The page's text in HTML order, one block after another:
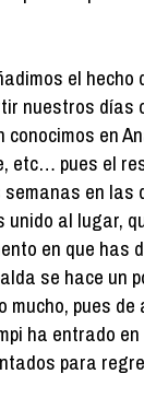
el hecho
nuestros días
conocimos en
etc… pues el
en las
unido al lugar,
en que has
se hace un
pues de
ha entrado
para